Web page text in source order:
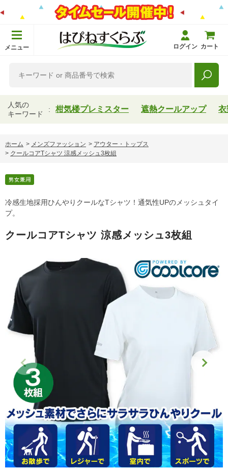
メニュー ログイン カート
人気の
キーワード
柑気楼プレミスター 遮熱クールアップ 衣
ホーム > メンズファッション > アウター・トップス
> クールコアTシャツ 涼感メッシュ3枚組
冷感生地採用ひんやりクールなTシャツ！通気性UPのメッシュタイ
プ。
クールコアTシャツ 涼感メッシュ3枚組